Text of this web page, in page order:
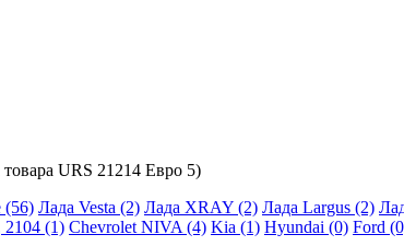
URS 21214 Евро 5)
(56) Лада Vesta (2) Лада XRAY (2) Лада Largus (2)
(1) Chevrolet NIVA (4) Kia (1) Hyundai (0) Ford